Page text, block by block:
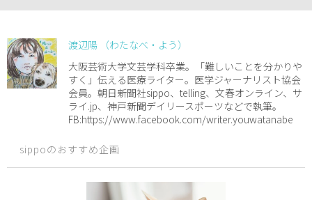
渡辺陽 （わたなべ・よう）
大阪芸術大学文芸学科卒業。「難しいことを分かりや
すく」伝える医療ライター。医学ジャーナリスト協会
会員。朝日新聞社sippo、telling、文春オンライン、サ
ライ.jp、神戸新聞デイリースポーツなどで執筆。
FB:https://www.facebook.com/writer.youwatanabe
sippoのおすすめ企画